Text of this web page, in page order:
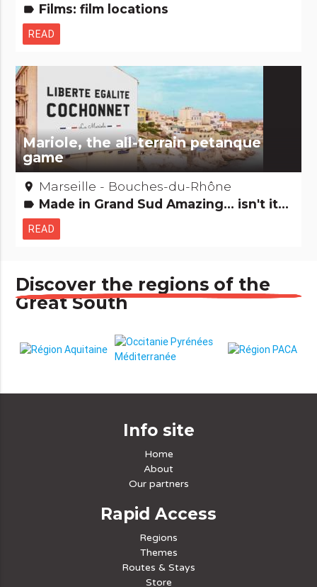
label Films: film locations
READ
Mariole, the all-terrain petanque
game
place Marseille - Bouches-du-Rhône
label Made in Grand Sud Amazing... isn't it? People from here
READ
Discover the regions of the
Great South
Info site
Home
About
Our partners
Rapid Access
Regions
Themes
Routes & Stays
Store